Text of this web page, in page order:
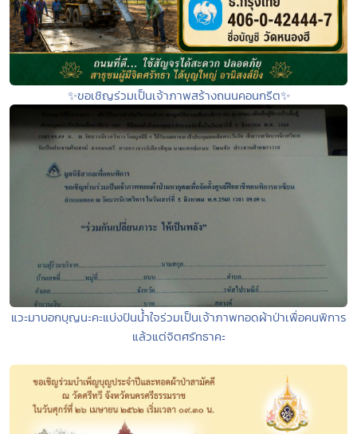
✨ขอเชิญร่วมเป็นเจ้าภาพสร้างถนนคอนกรีต✨
แวะมาบอกบุญนะคะแบ่งปันน้ำใจร่วมเป็นเจ้าภาพทอดผ้าป่าเพื่อคนพิการ
แล้วแต่จิตศรัทธาคะ